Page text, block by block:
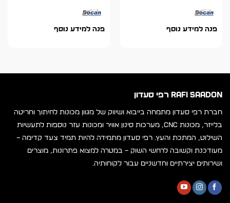
פנה למידע נוסף פנה למידע נוסף
RAFI SAADON רפי סעדון
חברת רפי סעדון מתמחה בייבוא ושיווק של מגוון מכונות לחיתוך וחריטה
בלייזר, מכונות CNC, מערכות סינון אוויר ומכונות עזר נוספות לתעשיות
השילוט, המתכת והעץ. רפי סעדון מתמידה להיות תמיד צעד קדימה –
מעודכנת וקשובה לרחשי השוק – במטרה למצוא פתרונות, מוצרים
ושירותים יצירתיים וחדשניים עבור לקוחותיה.